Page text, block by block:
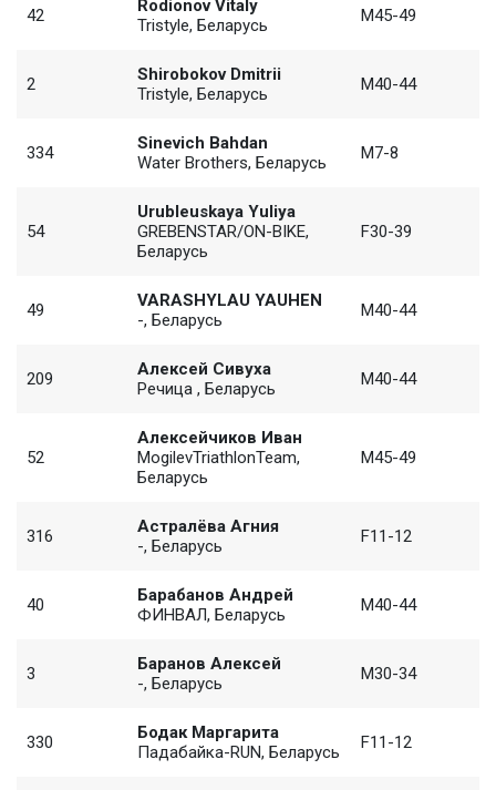
42
Rodionov Vitaly
Tristyle, Беларусь
M45-49
2
Shirobokov Dmitrii
Tristyle, Беларусь
M40-44
334
Sinevich Bahdan
Water Brothers, Беларусь
M7-8
54
Urubleuskaya Yuliya
GREBENSTAR/ON-BIKE,
Беларусь
F30-39
49
VARASHYLAU YAUHEN
-, Беларусь
M40-44
209
Алексей Сивуха
Речица , Беларусь
M40-44
52
Алексейчиков Иван
MogilevTriathlonTeam,
Беларусь
M45-49
316
Астралёва Агния
-, Беларусь
F11-12
40
Барабанов Андрей
ФИНВАЛ, Беларусь
M40-44
3
Баранов Алексей
-, Беларусь
M30-34
330
Бодак Маргарита
Падабайка-RUN, Беларусь
F11-12